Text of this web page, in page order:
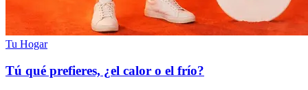
Tu Hogar
Tú qué prefieres, ¿el calor o el frío?